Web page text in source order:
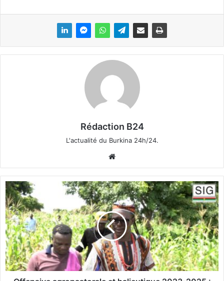
Rédaction B24
L'actualité du Burkina 24h/24.
bsi
te
O
f
f
e
n
s
i
v
e